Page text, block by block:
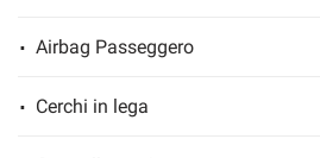
Airbag Passeggero
Cerchi in lega